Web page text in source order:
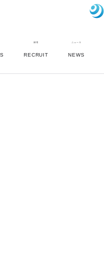
採用
RECRUIT
ニュース
NEWS